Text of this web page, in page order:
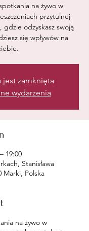
na żywo w
przytulnej
gdzie odzyskasz swoją
się wpływów na
jest zamknięta
wydarzenia
19:00
Stanisława
Marki, Polska
na żywo w